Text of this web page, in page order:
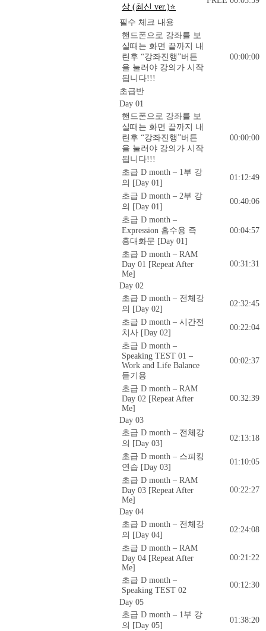
상 (최신 ver.)⭐
필수 체크 내용
핸드폰으로 강좌를 보
실때는 화면 끝까지 내
린후 “강좌진행”버튼
을 눌러야 강의가 시작
됩니다!!!
00:00:00
초급반
Day 01
핸드폰으로 강좌를 보
실때는 화면 끝까지 내
린후 “강좌진행”버튼
을 눌러야 강의가 시작
됩니다!!!
00:00:00
초급 D month – 1부 강
의 [Day 01]
01:12:49
초급 D month – 2부 강
의 [Day 01]
00:40:06
초급 D month –
Expression 흡수용 즉
흥대화문 [Day 01]
00:04:57
초급 D month – RAM
Day 01 [Repeat After
Me]
00:31:31
Day 02
초급 D month – 전체강
의 [Day 02]
02:32:45
초급 D month – 시간전
치사 [Day 02]
00:22:04
초급 D month –
Speaking TEST 01 –
Work and Life Balance
듣기용
00:02:37
초급 D month – RAM
Day 02 [Repeat After
Me]
00:32:39
Day 03
초급 D month – 전체강
의 [Day 03]
02:13:18
초급 D month – 스피킹
연습 [Day 03]
01:10:05
초급 D month – RAM
Day 03 [Repeat After
Me]
00:22:27
Day 04
초급 D month – 전체강
의 [Day 04]
02:24:08
초급 D month – RAM
Day 04 [Repeat After
Me]
00:21:22
초급 D month –
Speaking TEST 02
00:12:30
Day 05
초급 D month – 1부 강
의 [Day 05]
01:38:20